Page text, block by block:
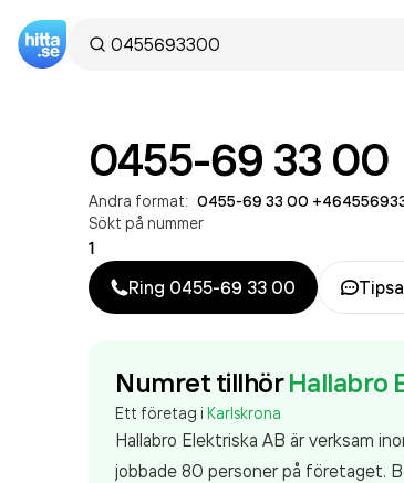
0455-69 33 00
Andra format: 0455-69 33 00
Sökt på nummer
1
Ring 0455-69 33 00
Numret tillhör Hallabro
Ett företag i Karlskrona
Hallabro Elektriska AB är verksam
jobbade 80 personer på företaget.